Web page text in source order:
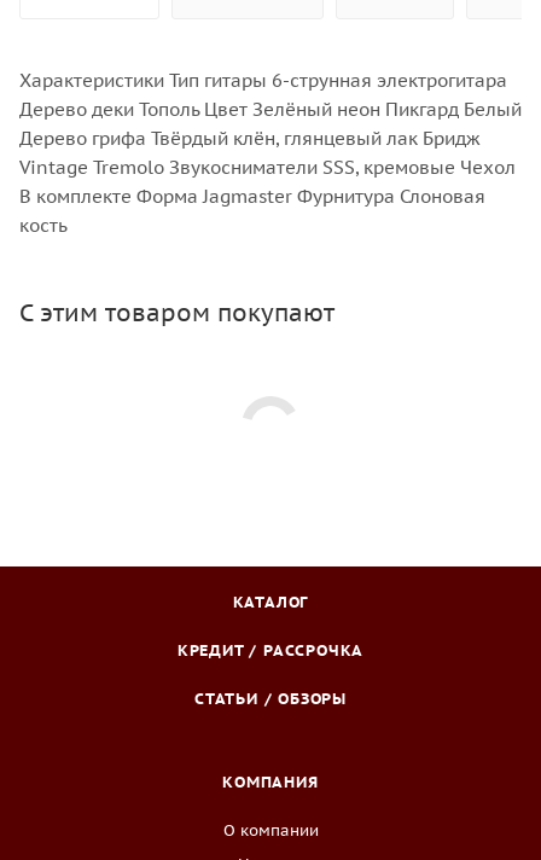
Характеристики Тип гитары 6-струнная электрогитара
Дерево деки Тополь Цвет Зелёный неон Пикгард Белый
Дерево грифа Твёрдый клён, глянцевый лак Бридж
Vintage Tremolo Звукосниматели SSS, кремовые Чехол
В комплекте Форма Jagmaster Фурнитура Слоновая
кость
С этим товаром покупают
КАТАЛОГ
КРЕДИТ / РАССРОЧКА
СТАТЬИ / ОБЗОРЫ
КОМПАНИЯ
О компании